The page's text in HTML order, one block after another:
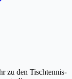
zu den Tischtennis-